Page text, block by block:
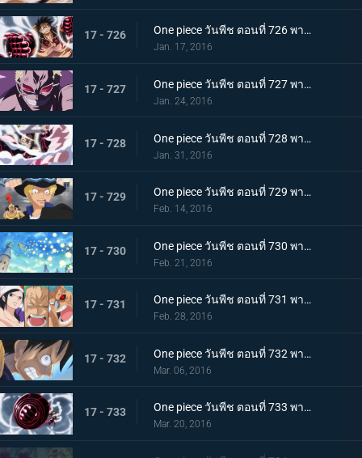
17 - 726 One piece วันพีช ตอนที่ 726 พากย์ไทย เกียร์สี่! มนุษย์เด้งดึ๋งสุดประหลาด!
Jan. 17, 2016
17 - 727 One piece วันพีช ตอนที่ 727 พากย์ไทย พลิกผันครั้งใหญ่! พลังที่ตื่นขึ้นของโดฟลามิงโก้!
Jan. 24, 2016
17 - 728 One piece วันพีช ตอนที่ 728 พากย์ไทย ลูฟี่! ทุ่มสุดตัวลีโอบาซูก้า!
Jan. 31, 2016
17 - 729 One piece วันพีช ตอนที่ 729 พากย์ไทย เจ้ามังกรอัคคี! ฉันจะปกป้องชีวิตลูฟี่ให้ได้!
Feb. 14, 2016
17 - 730 One piece วันพีช ตอนที่ 730 พากย์ไทย น้ำแห่งปาฏิหาริย์! การต่อสู้ของมันเชอร์รี่!
Feb. 21, 2016
17 - 731 One piece วันพีช ตอนที่ 731 พากย์ไทย ตราบที่ยังมีชีวิต! ต้องหยุดกรงนกมรณะให้ได้!
Feb. 28, 2016
17 - 732 One piece วันพีช ตอนที่ 732 พากย์ไทย อยู่หรือตาย! การนับถอยหลังของโชคชะตากรรม!
Mar. 06, 2016
17 - 733 One piece วันพีช ตอนที่ 733 พากย์ไทย พิฆาตสวรรค์! คิงคองกันแห่งความโกรธของลูฟี่!
Mar. 20, 2016